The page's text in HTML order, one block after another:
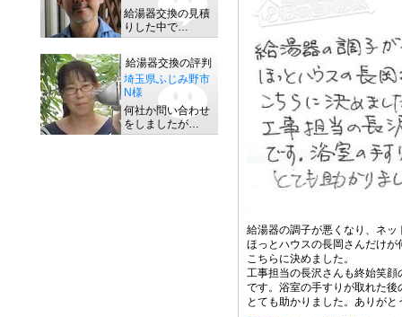
給湯器の調子が悪くなり、ネ
ほっとハウスの長岡さんだけ
こちらに決めました。
工事担当の長沢さんも終始笑
です。浴室の手すりが取れた
とても助かりました。ありがと
給湯器交換の見積
りした中で…
給湯器交換の評判
埼玉県ふじみ野市
N様
何社か問い合わせ
をしましたが…